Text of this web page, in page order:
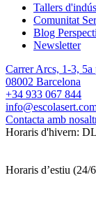
Tallers
Comunitat
Blog
Newsletter
Carrer Arcs, 1-3, 5a
08002 Barcelona
+34 933 067 844
Contacta amb
Horaris d'hivern:
Horaris d’estiu